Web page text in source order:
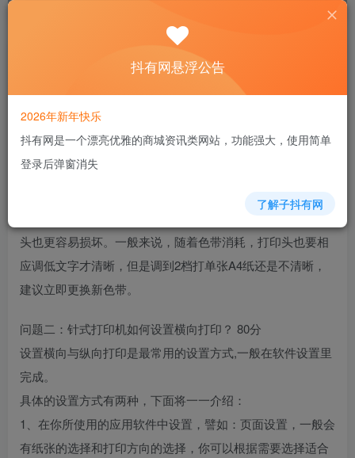
问题一：针式打印机打印头距离怎么调整
针式打印头调档位0-7是由近到远的意思，0档离纸最近。打
头也更容易损坏。一般来说，随着色带消耗，打印头也要相
应调低文字才清晰，但是调到2档打单张A4纸还是不清晰，
建议立即更换新色带。
问题二：针式打印机如何设置横向打印？ 80分
设置横向与纵向打印是最常用的设置方式,一般在软件设置里
完成。
具体的设置方式有两种，下面将一一介绍：
1、在你所使用的应用软件中设置，譬如：页面设置，一般会
有纸张的选择和打印方向的选择，你可以根据需要选择适合
抖有网悬浮公告
2026年新年快乐
抖有网是一个漂亮优雅的商城资讯类网站，功能强大，使用简单
登录后弹窗消失
了解子抖有网